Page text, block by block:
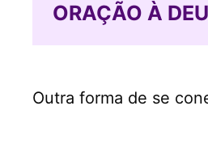
ORAÇÃO À
Outra forma de se